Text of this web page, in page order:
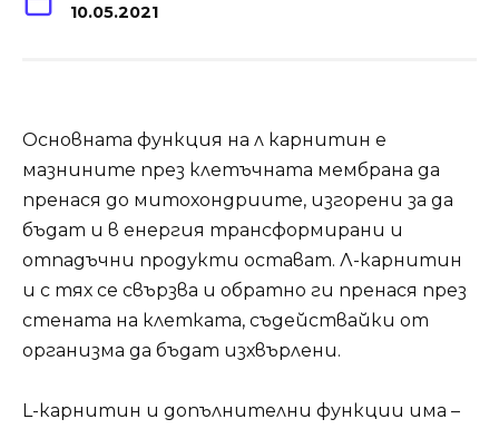
10.05.2021
Основната функция на л карнитин е
мазнините през клетъчната мембрана да
пренася до митохондриите, изгорени за да
бъдат и в енергия трансформирани и
отпадъчни продукти остават. Л-карнитин
и с тях се свързва и обратно ги пренася през
стената на клетката, съдействайки от
организма да бъдат изхвърлени.
L-карнитин и допълнителни функции има –